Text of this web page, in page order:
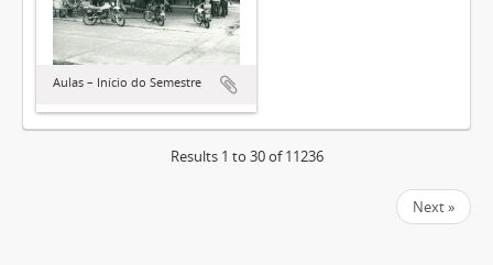
Aulas – Início do Semestre
Results 1 to 30 of 11236
Next »